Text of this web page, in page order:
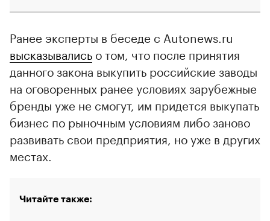
Ранее эксперты в беседе с Autonews.ru
высказывались о том, что после принятия
данного закона выкупить российские заводы
на оговоренных ранее условиях зарубежные
бренды уже не смогут, им придется выкупать
бизнес по рыночным условиям либо заново
развивать свои предприятия, но уже в других
местах.
Читайте также: